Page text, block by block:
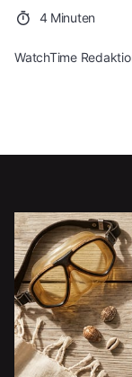
4 Minuten
WatchTime